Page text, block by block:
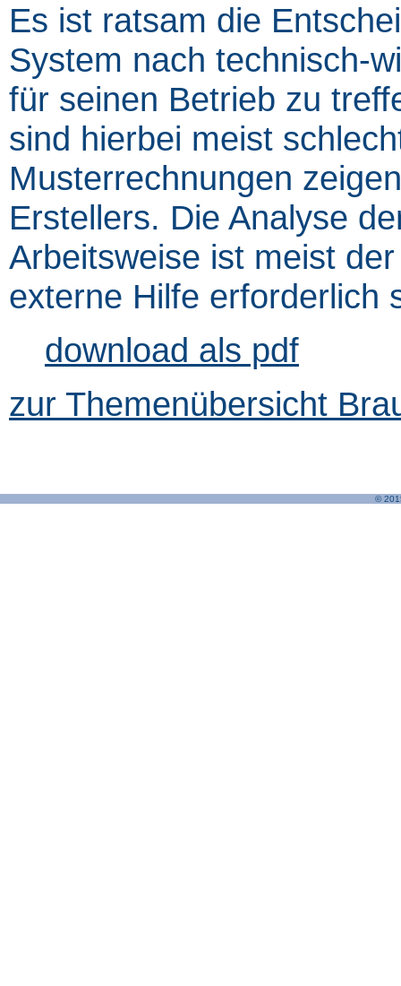
Es ist ratsam die
System nach technisch-
für seinen Betrieb zu
sind hierbei meist
Musterrechnungen
Erstellers. Die Analyse
Arbeitsweise ist meist
externe Hilfe erforderlich
download als pdf
zur Themenübersicht
©